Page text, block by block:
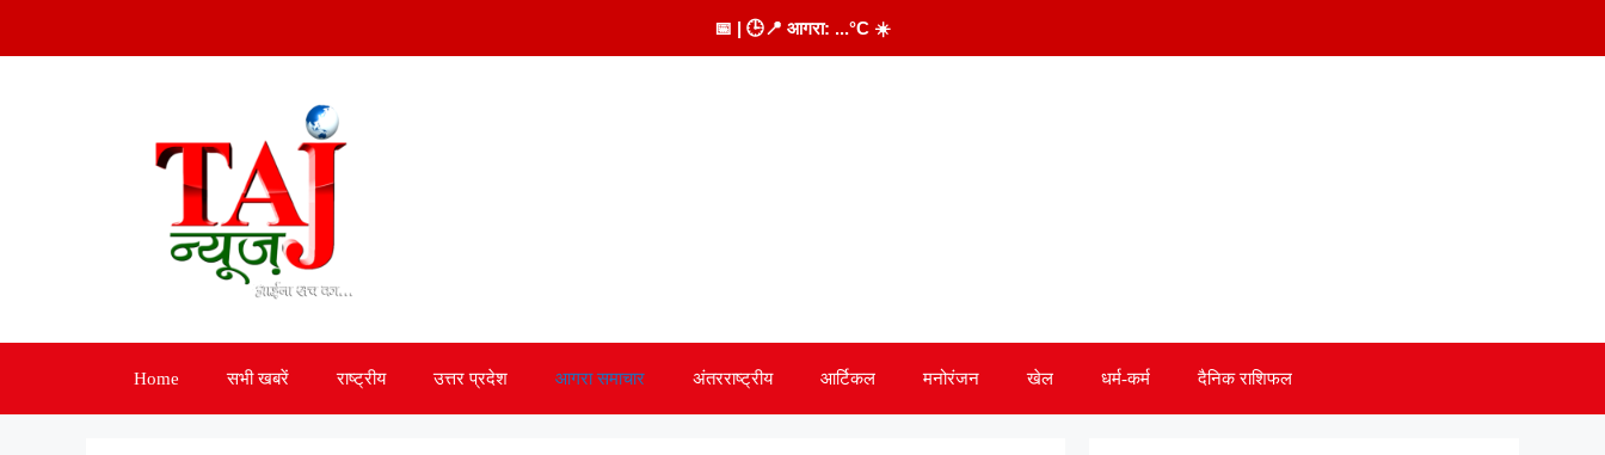
to
📅 | 🕒📍 आगरा: ...°C ☀️
Home सभी खबरें राष्ट्रीय उत्तर प्रदेश आगरा समाचार अंतरराष्ट्रीय आर्टिकल मनोरंजन खेल धर्म-कर्म दैनिक राशिफल